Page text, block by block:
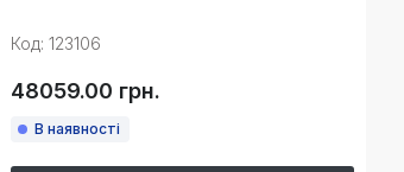
Код: 123106
48059.00 грн.
В наявності